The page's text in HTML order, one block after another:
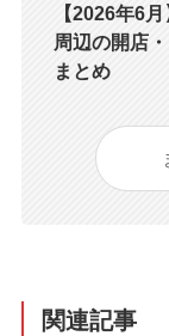
【2026年6
周辺の開店
まとめ
関連記事